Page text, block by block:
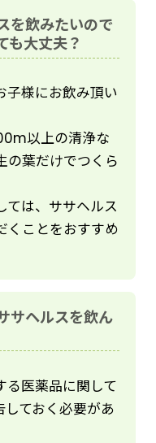
を飲みたいので
も大丈夫？
子様にお飲み頂い
以上の清浄な
の葉だけでつくら
ては、ササヘルス
くことをおすすめ
サヘルスを飲ん
る医薬品に関して
ておく必要があ